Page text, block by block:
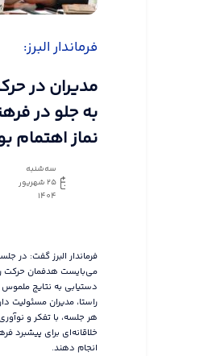
فرماندار البرز:
مدیران در
به جلو در
نماز اهتمام
سه‌شنبه
25 شهریور
1404
فرماندار البرز گفت: در
می‌بایست هدفمان حرکت
دستیابی به نتایج
راستا، مدیران مسئولیت
هر جلسه، با تفکر و
خلاقانه‌ای برای پیشبرد
انجام دهند.